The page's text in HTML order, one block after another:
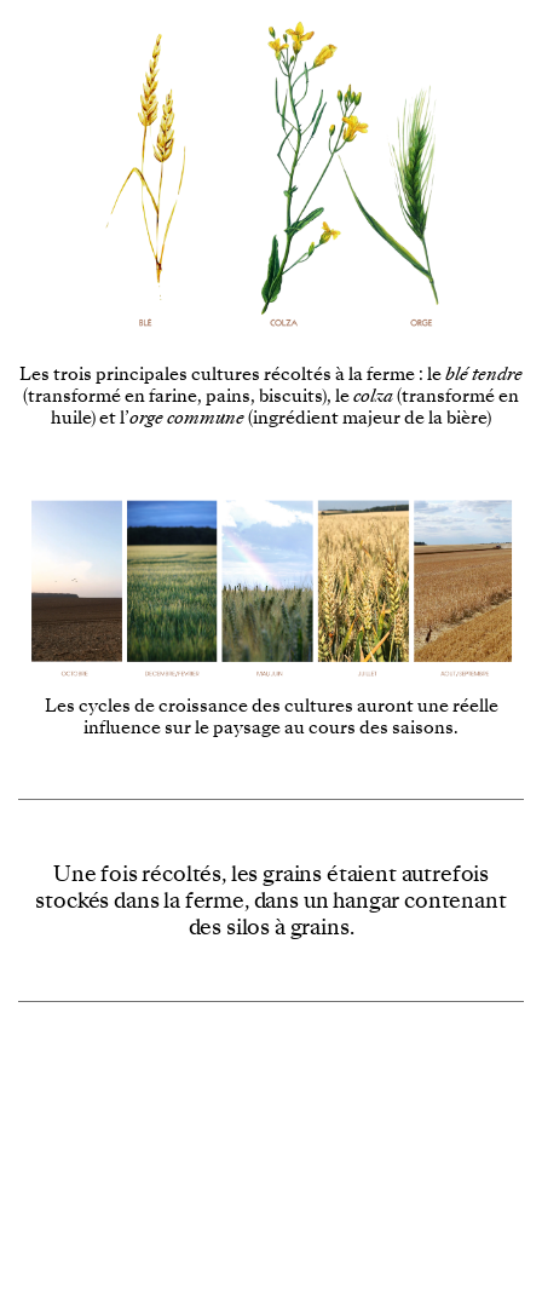
Les trois principales cultures récoltés à la ferme : leblé tendre
(transformé en farine, pains, biscuits), lecolza(transformé en
huile) et l’orge commune(ingrédient majeur de la bière)
Les cycles de croissance des cultures auront une réelle
influence sur le paysage au cours des saisons.
Une fois récoltés, les grains étaient autrefois
stockés dans la ferme, dans un hangar contenant
des silos à grains.